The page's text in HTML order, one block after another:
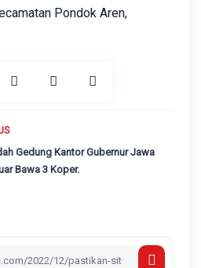
Pondok Aren,
Gedung Kantor Gubernur Jawa
Bawa 3 Koper.